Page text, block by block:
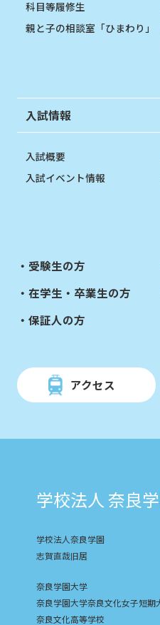
科目等履修生
親と子の相談室「ひまわり」
入試情報
入試概要
入試イベント情報
受験生の方
在学生・卒業生の方
保証人の方
アクセス
学校法人 奈良
学校法人奈良学園
志賀直哉旧居
奈良学園大学
奈良学園大学奈良文化女子短期
奈良文化高等学校